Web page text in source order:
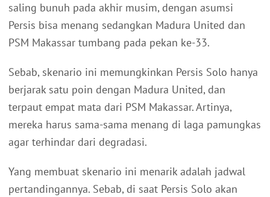
saling bunuh pada akhir musim, dengan asumsi
Persis bisa menang sedangkan Madura United dan
PSM Makassar tumbang pada pekan ke-33.
Sebab, skenario ini memungkinkan Persis Solo hanya
berjarak satu poin dengan Madura United, dan
terpaut empat mata dari PSM Makassar. Artinya,
mereka harus sama-sama menang di laga pamungkas
agar terhindar dari degradasi.
Yang membuat skenario ini menarik adalah jadwal
pertandingannya. Sebab, di saat Persis Solo akan